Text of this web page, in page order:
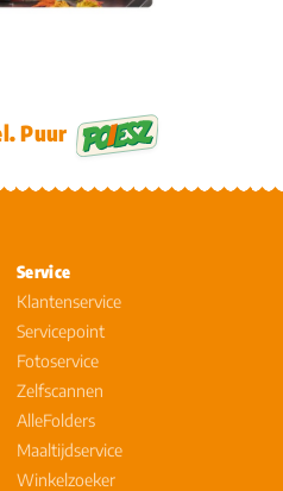
Puur
Service
Klantenservice
Servicepoint
Fotoservice
Zelfscannen
AlleFolders
Maaltijdservice
Winkelzoeker